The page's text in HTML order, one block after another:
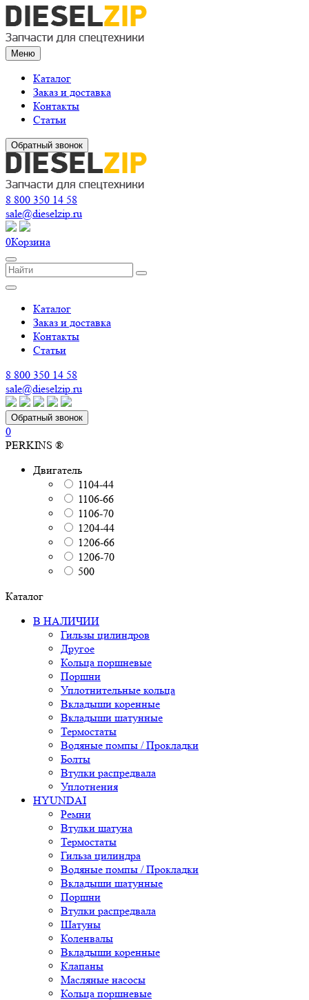
Меню
Каталог
Заказ и доставка
Контакты
Статьи
Обратный звонок
8 800 350 14 58
sale@dieselzip.ru
0Корзина
Каталог
Заказ и доставка
Контакты
Статьи
8 800 350 14 58
sale@dieselzip.ru
Обратный звонок
0
PERKINS ®
Двигатель
1104-44
1106-66
1106-70
1204-44
1206-66
1206-70
500
Каталог
В НАЛИЧИИ
Гильзы цилиндров
Другое
Кольца поршневые
Поршни
Уплотнительные кольца
Вкладыши коренные
Вкладыши шатунные
Термостаты
Водяные помпы / Прокладки
Болты
Втулки распредвала
Уплотнения
HYUNDAI
Ремни
Втулки шатуна
Термостаты
Гильза цилиндра
Водяные помпы / Прокладки
Вкладыши шатунные
Поршни
Втулки распредвала
Шатуны
Коленвалы
Вкладыши коренные
Клапаны
Масляные насосы
Кольца поршневые